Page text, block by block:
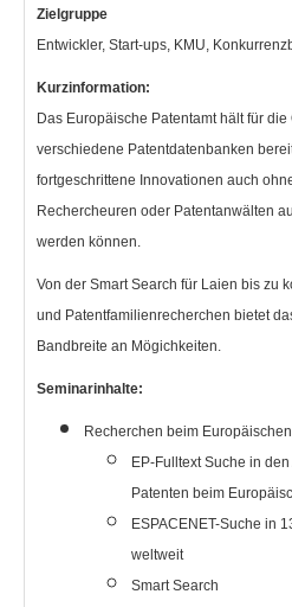
Zielgruppe
Entwickler, Start-ups, KMU,
Kurzinformation:
Das Europäische Patentamt hält für die
verschiedene Patentdatenbanken
fortgeschrittene Innovationen auch
Rechercheuren oder Patentanwälten
werden können.
Von der Smart Search für Laien bis zu
und Patentfamilienrecherchen bietet
Bandbreite an Mögichkeiten.
Seminarinhalte:
Recherchen beim
EP-Fulltext Suche in
Patenten beim
ESPACENET-Suche in
weltweit
Smart Search